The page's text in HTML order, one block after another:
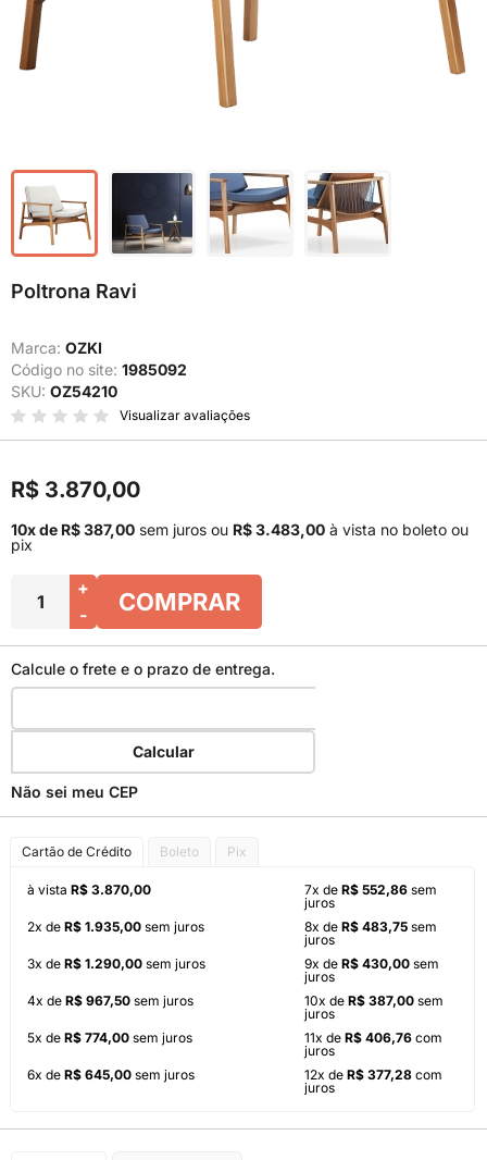
Poltrona Ravi
Marca: OZKI
Código no site: 1985092
SKU: OZ54210
Visualizar avaliações
R$ 3.870,00
10x de R$ 387,00 sem juros ou R$ 3.483,00 à vista no boleto ou
pix
+
-
COMPRAR
Calcule o frete e o prazo de entrega.
Calcular
Não sei meu CEP
Cartão de Crédito Boleto Pix
à vista R$ 3.870,00
2x de R$ 1.935,00 sem juros
3x de R$ 1.290,00 sem juros
4x de R$ 967,50 sem juros
5x de R$ 774,00 sem juros
6x de R$ 645,00 sem juros
7x de R$ 552,86 sem
juros
8x de R$ 483,75 sem
juros
9x de R$ 430,00 sem
juros
10x de R$ 387,00 sem
juros
11x de R$ 406,76 com
juros
12x de R$ 377,28 com
juros